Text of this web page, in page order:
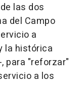
las dos
del Campo
a
la histórica
para "reforzar"
a los